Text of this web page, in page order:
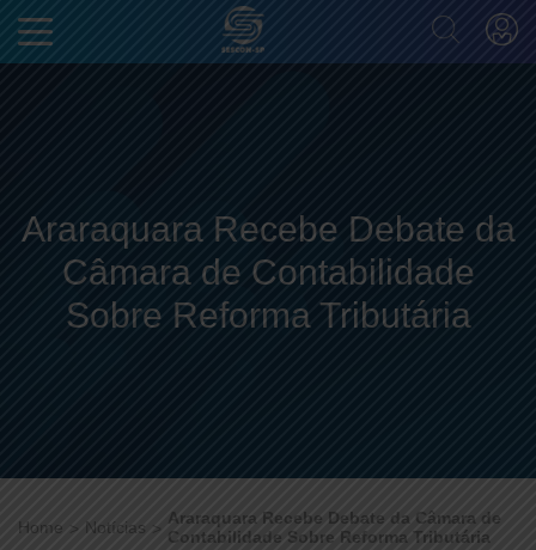
Araraquara Recebe Debate da
Câmara de Contabilidade
Sobre Reforma Tributária
Home Notícias
Araraquara Recebe Debate da Câmara de
Contabilidade Sobre Reforma Tributária